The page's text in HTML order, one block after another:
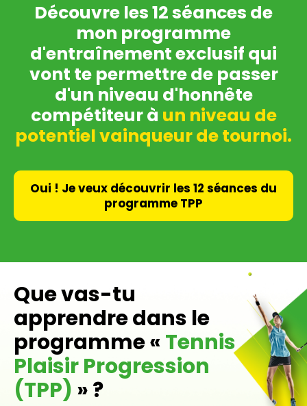
Découvre les 12 séances de
mon programme
d'entraînement exclusif qui
vont te permettre de passer
d'un niveau d'honnête
compétiteur à un niveau de
potentiel vainqueur de tournoi.
Oui ! Je veux découvrir les 12 séances du
programme TPP
Que vas-tu
apprendre dans le
programme «Tennis
Plaisir Progression
(TPP) » ?